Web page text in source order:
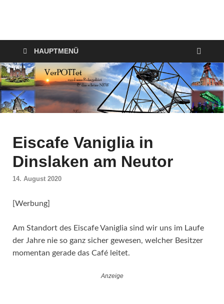
VerPOTTet
HAUPTMENÜ
Eiscafe Vaniglia in
Dinslaken am Neutor
14. August 2020
[Werbung]
Am Standort des Eiscafe Vaniglia sind wir uns im Laufe
der Jahre nie so ganz sicher gewesen, welcher Besitzer
momentan gerade das Café leitet.